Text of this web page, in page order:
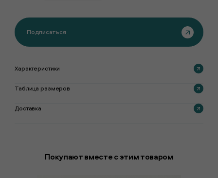
Подписаться
Характеристики
Таблица размеров
Доставка
Покупают вместе с этим товаром